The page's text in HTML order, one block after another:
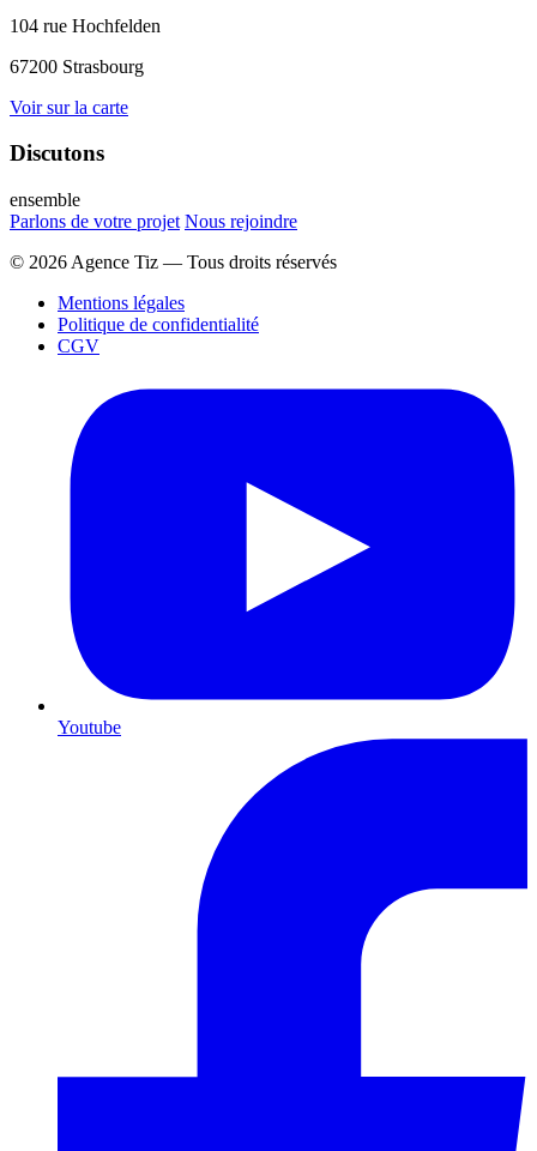
104 rue Hochfelden
67200 Strasbourg
Voir sur la carte
Discutons
ensemble
Parlons de votre projet Nous rejoindre
© 2026 Agence Tiz — Tous droits réservés
Mentions légales
Politique de confidentialité
CGV
Youtube